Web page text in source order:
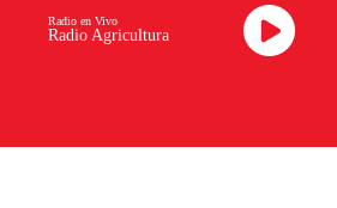
Radio Agricultura
Radio en Vivo
Descarga la